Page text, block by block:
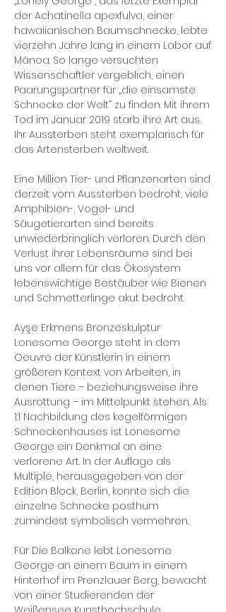
der Achatinella apexfulva, einer
hawaiianischen Baumschnecke, lebte
vierzehn Jahre lang in einem Labor auf
Mānoa. So lange versuchten
Wissenschaftler vergeblich, einen
Paarungspartner für „die einsamste
Schnecke der Welt“ zu finden. Mit ihrem
Tod im Januar 2019 starb ihre Art aus.
Ihr Aussterben steht exemplarisch für
das Artensterben weltweit.
Eine Million Tier- und Pflanzenarten sind
derzeit vom Aussterben bedroht, viele
Amphibien-, Vogel- und
Säugetierarten sind bereits
unwiederbringlich verloren. Durch den
Verlust ihrer Lebensräume sind bei
uns vor allem für das Ökosystem
lebenswichtige Bestäuber wie Bienen
und Schmetterlinge akut bedroht.
Ayşe Erkmens Bronzeskulptur
Lonesome George steht in dem
Oeuvre der Künstlerin in einem
größeren Kontext von Arbeiten, in
denen Tiere – beziehungsweise ihre
Ausrottung – im Mittelpunkt stehen. Als
1:1 Nachbildung des kegelförmigen
Schneckenhauses ist Lonesome
George ein Denkmal an eine
verlorene Art. In der Auflage als
Multiple, herausgegeben von der
Edition Block, Berlin, konnte sich die
einzelne Schnecke posthum
zumindest symbolisch vermehren.
Für Die Balkone lebt Lonesome
George an einem Baum in einem
Hinterhof im Prenzlauer Berg, bewacht
von einer Studierenden der